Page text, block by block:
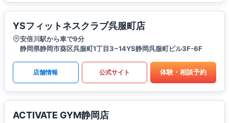
YSフィットネスクラブ呉服町店
安倍川駅から車で9分
静岡県静岡市葵区呉服町1丁目3−14YS静岡呉服町ビル3F-6F
店舗情報 公式サイト 体験・相談予約
ACTIVATE GYM静岡店